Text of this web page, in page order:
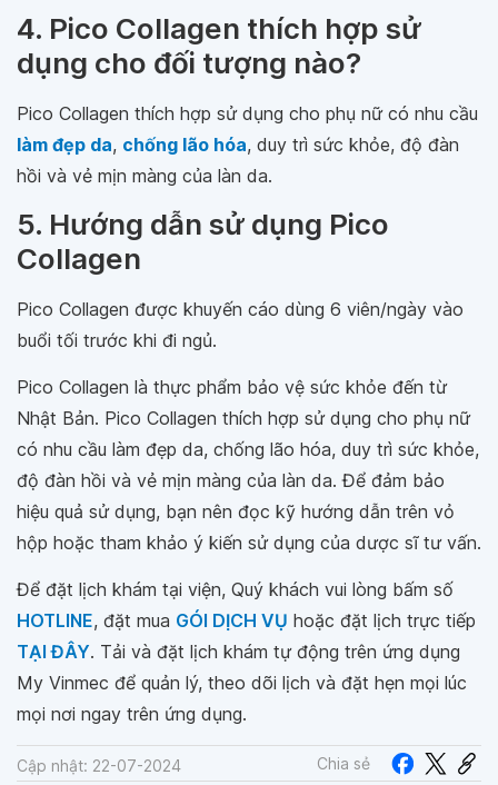
4. Pico Collagen thích hợp sử
dụng cho đối tượng nào?
Pico Collagen thích hợp sử dụng cho phụ nữ có nhu cầu
làm đẹp da, chống lão hóa, duy trì sức khỏe, độ đàn
hồi và vẻ mịn màng của làn da.
5. Hướng dẫn sử dụng Pico
Collagen
Pico Collagen được khuyến cáo dùng 6 viên/ngày vào
buổi tối trước khi đi ngủ.
Pico Collagen là thực phẩm bảo vệ sức khỏe đến từ
Nhật Bản. Pico Collagen thích hợp sử dụng cho phụ nữ
có nhu cầu làm đẹp da, chống lão hóa, duy trì sức khỏe,
độ đàn hồi và vẻ mịn màng của làn da. Để đảm bảo
hiệu quả sử dụng, bạn nên đọc kỹ hướng dẫn trên vỏ
hộp hoặc tham khảo ý kiến sử dụng của dược sĩ tư vấn.
Để đặt lịch khám tại viện, Quý khách vui lòng bấm số
HOTLINE, đặt mua GÓI DỊCH VỤ hoặc đặt lịch trực tiếp
TẠI ĐÂY. Tải và đặt lịch khám tự động trên ứng dụng
My Vinmec để quản lý, theo dõi lịch và đặt hẹn mọi lúc
mọi nơi ngay trên ứng dụng.
Cập nhật: 22-07-2024 Chia sẻ